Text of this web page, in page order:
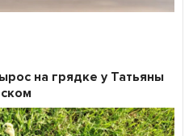
на грядке у Татьяны